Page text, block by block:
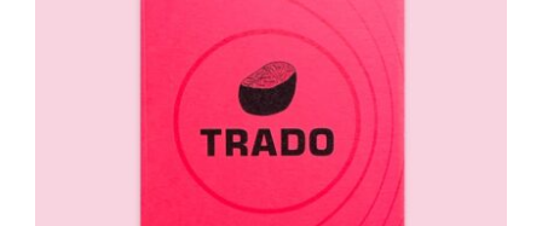
DODAJ DO KOSZYKA / SZCZEGÓŁY